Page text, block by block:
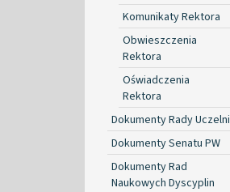
Komunikaty Rektora
Obwieszczenia
Rektora
Oświadczenia
Rektora
Dokumenty Rady Uczelni
Dokumenty Senatu PW
Dokumenty Rad
Naukowych Dyscyplin